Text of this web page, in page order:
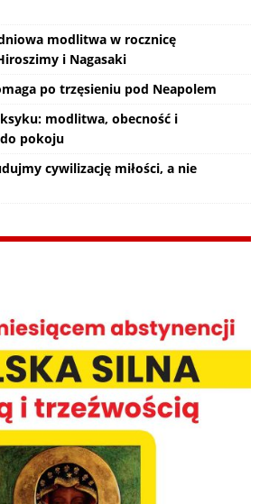
modlitwa w rocznicę
i Nagasaki
po trzęsieniu pod Neapolem
modlitwa, obecność i
pokoju
cywilizację miłości, a nie